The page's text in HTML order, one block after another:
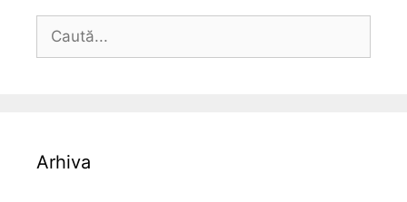
după:
Arhiva